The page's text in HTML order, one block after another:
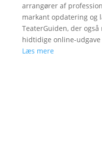
arrangører af
markant opdatering og
TeaterGuiden, der
hidtidige online-udgave
Læs mere